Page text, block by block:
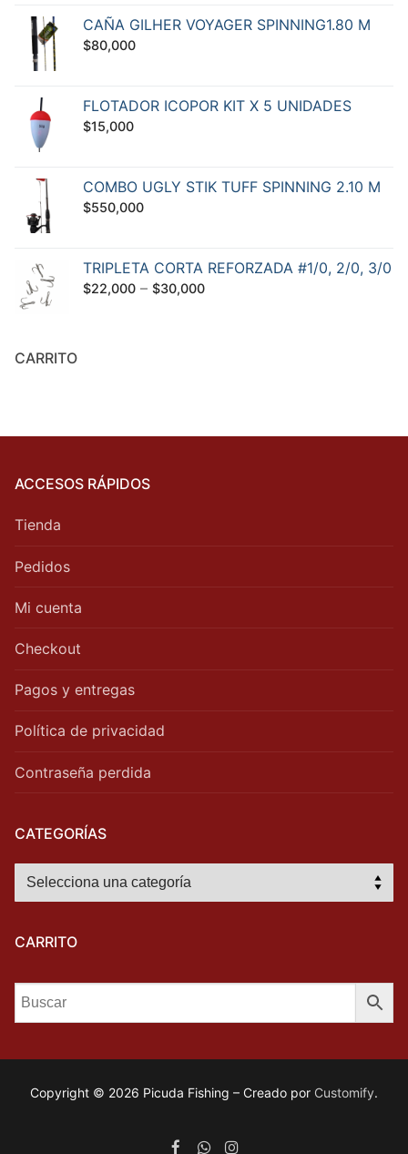
CAÑA GILHER VOYAGER SPINNING1.80 M
$80,000
FLOTADOR ICOPOR KIT X 5 UNIDADES
$15,000
COMBO UGLY STIK TUFF SPINNING 2.10 M
$550,000
TRIPLETA CORTA REFORZADA #1/0, 2/0, 3/0
$22,000 – $30,000
CARRITO
ACCESOS RÁPIDOS
Tienda
Pedidos
Mi cuenta
Checkout
Pagos y entregas
Política de privacidad
Contraseña perdida
CATEGORÍAS
CARRITO
Copyright © 2026 Picuda Fishing – Creado por Customify.